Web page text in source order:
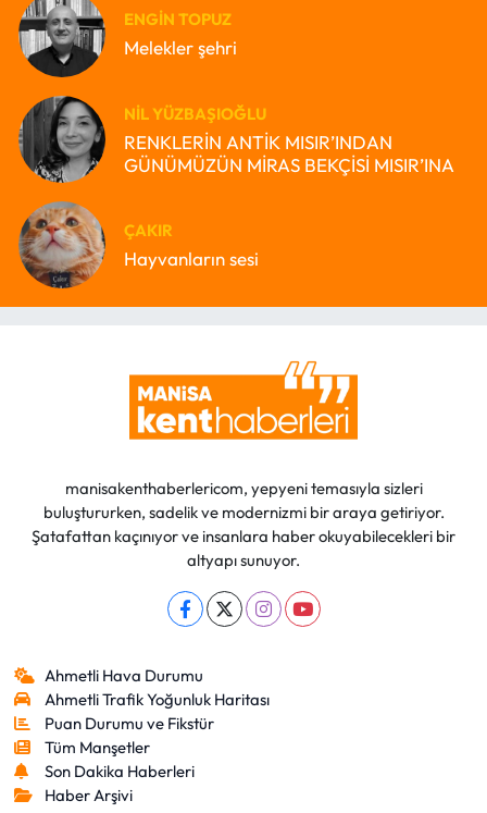
ENGIN TOPUZ
Melekler şehri
NIL YÜZBAŞIOĞLU
RENKLERİN ANTİK MISIR’INDAN
GÜNÜMÜZÜN MİRAS BEKÇİSİ MISIR’INA
ÇAKIR
Hayvanların sesi
manisakenthaberlericom, yepyeni temasıyla sizleri
buluştururken, sadelik ve modernizmi bir araya getiriyor.
Şatafattan kaçınıyor ve insanlara haber okuyabilecekleri bir
altyapı sunuyor.
Ahmetli Hava Durumu
Ahmetli Trafik Yoğunluk Haritası
Puan Durumu ve Fikstür
Tüm Manşetler
Son Dakika Haberleri
Haber Arşivi